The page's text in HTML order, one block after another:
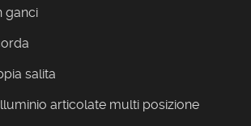
ganci
salita
articolate multi posizione